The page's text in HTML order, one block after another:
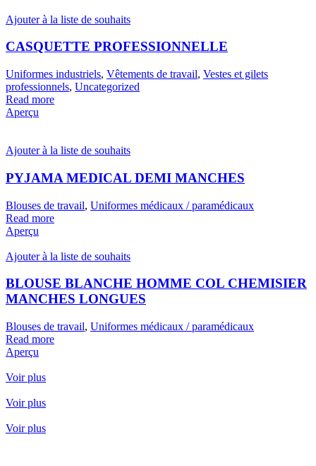
Ajouter à la liste de souhaits
CASQUETTE PROFESSIONNELLE
Uniformes industriels, Vêtements de travail, Vestes et gilets
professionnels, Uncategorized
Read more
Aperçu
Ajouter à la liste de souhaits
PYJAMA MEDICAL DEMI MANCHES
Blouses de travail, Uniformes médicaux / paramédicaux
Read more
Aperçu
Ajouter à la liste de souhaits
BLOUSE BLANCHE HOMME COL CHEMISIER
MANCHES LONGUES
Blouses de travail, Uniformes médicaux / paramédicaux
Read more
Aperçu
Voir plus
Voir plus
Voir plus